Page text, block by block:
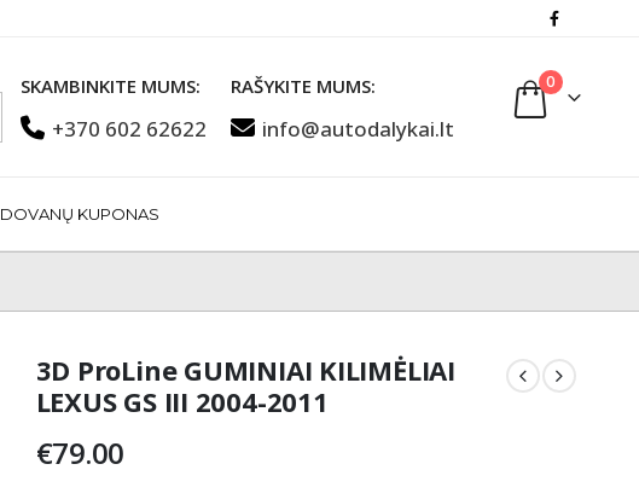
SKAMBINKITE MUMS:
+370 602 62622
RAŠYKITE MUMS:
info@autodalykai.lt
0
DOVANŲ KUPONAS
3D ProLine GUMINIAI KILIMĖLIAI
LEXUS GS III 2004-2011
€79.00